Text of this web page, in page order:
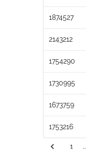
1874527
2143212
1754290
1730995
1673759
1753216
1